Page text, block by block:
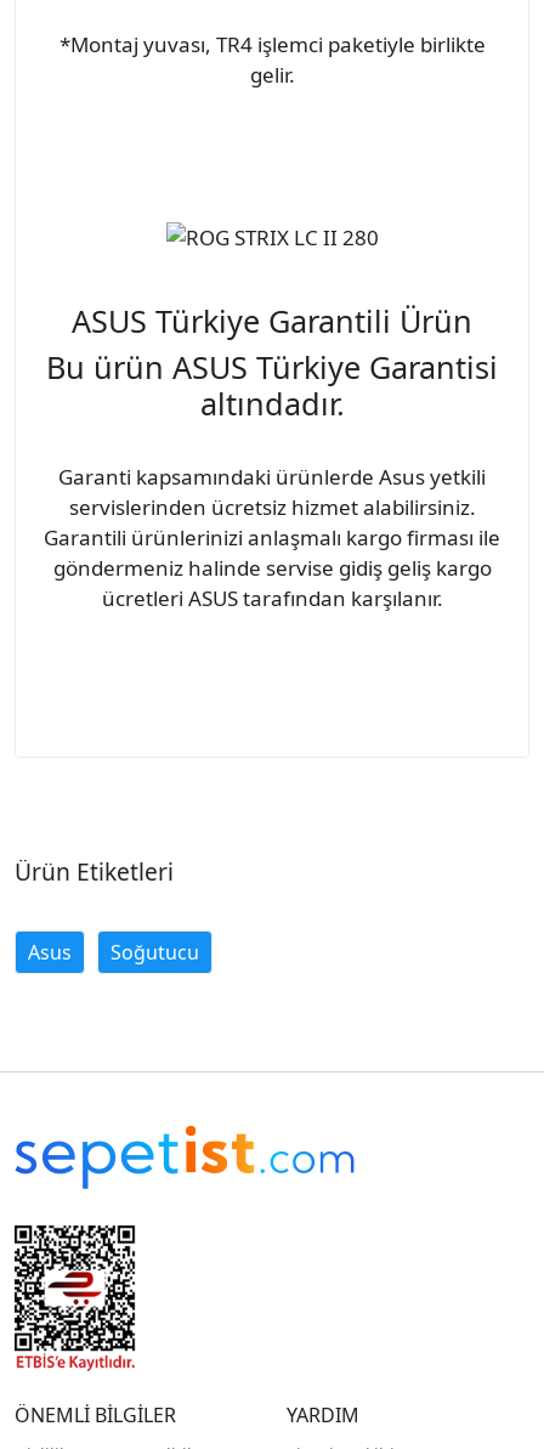
*Montaj yuvası, TR4 işlemci paketiyle birlikte
gelir.
ASUS Türkiye Garantili Ürün
Bu ürün ASUS Türkiye Garantisi
altındadır.
Garanti kapsamındaki ürünlerde Asus yetkili
servislerinden ücretsiz hizmet alabilirsiniz.
Garantili ürünlerinizi anlaşmalı kargo firması ile
göndermeniz halinde servise gidiş geliş kargo
ücretleri ASUS tarafından karşılanır.
Ürün Etiketleri
Asus Soğutucu
ÖNEMLİ BİLGİLER YARDIM